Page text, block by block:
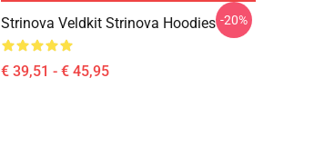
Strinova Veldkit Strinova Hoodies
€ 39,51 - € 45,95
-20%